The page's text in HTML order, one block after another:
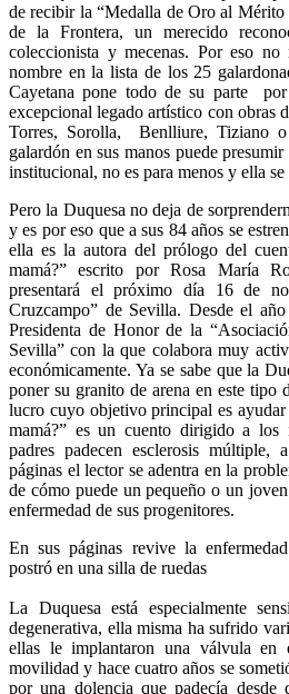
de recibir la “Medalla de Oro al Mérito
de la Frontera, un merecido
coleccionista y mecenas. Por eso no
nombre en la lista de los 25
Cayetana pone todo de su parte
excepcional legado artístico con obras
Torres, Sorolla, Benlliure, Tiziano
galardón en sus manos puede
institucional, no es para menos y ella se
Pero la Duquesa no deja de
y es por eso que a sus 84 años se
ella es la autora del prólogo del
mamá?” escrito por Rosa María
presentará el próximo día 16 de
Cruzcampo” de Sevilla. Desde el
Presidenta de Honor de la
Sevilla” con la que colabora muy
económicamente. Ya se sabe que la
poner su granito de arena en este tipo
lucro cuyo objetivo principal es ayudar
mamá?” es un cuento dirigido a los
padres padecen esclerosis
páginas el lector se adentra en la
de cómo puede un pequeño o un
enfermedad de sus progenitores.
En sus páginas revive la
postró en una silla de ruedas
La Duquesa está especialmente
degenerativa, ella misma ha sufrido
ellas le implantaron una válvula en
movilidad y hace cuatro años se
por una dolencia que padecía